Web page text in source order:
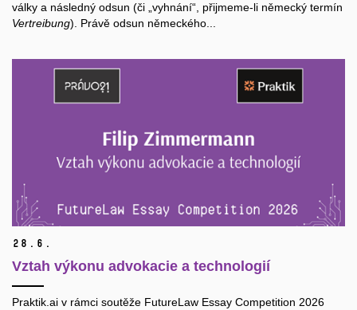
války a následný odsun (či „vyhnání“, přijmeme-li německý termín
Vertreibung). Právě odsun německého...
28. 6.
Vztah výkonu advokacie a technologií
Praktik.ai v rámci soutěže FutureLaw Essay Competition 2026